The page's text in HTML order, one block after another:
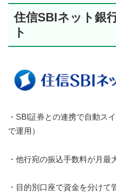
住信SBIネット銀
ト
・SBI証券との連携で自動ス
で運用）
・他行宛の振込手数料が月最
・目的別口座で資金を分けて